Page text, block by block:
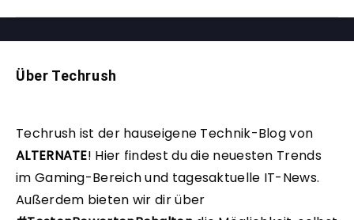
Über Techrush
Techrush ist der hauseigene Technik-Blog von
ALTERNATE! Hier findest du die neuesten Trends
im Gaming-Bereich und tagesaktuelle IT-News.
Außerdem bieten wir dir über